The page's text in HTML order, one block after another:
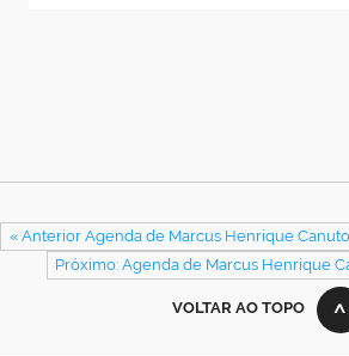
« Anterior Agenda de Marcus Henrique
Próximo: Agenda de Marcus Henrique
VOLTAR AO TOPO